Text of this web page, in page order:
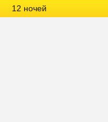
12 ночей